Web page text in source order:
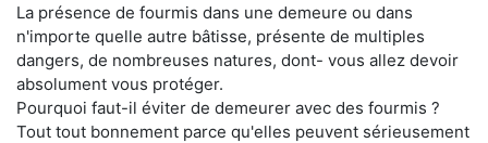
La présence de fourmis dans une demeure ou dans
n'importe quelle autre bâtisse, présente de multiples
dangers, de nombreuses natures, dont- vous allez devoir
absolument vous protéger.
Pourquoi faut-il éviter de demeurer avec des fourmis ?
Tout tout bonnement parce qu'elles peuvent sérieusement